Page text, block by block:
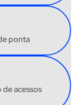
ponta
acessos